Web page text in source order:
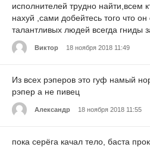
исполнителей трудно найти,всем
нахуй ,сами добейтесь того что
талантливых людей всегда гниды
Виктор 18 ноября 2018 11:49
Из всех рэперов это гуф намый
рэпер а не пивец
Александр 18 ноября 2018 11:55
пока серёга качал тело, баста